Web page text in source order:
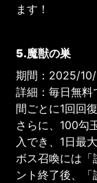
ます！
5.魔獣の巣
期間：2025/
詳細：毎日無
間ごとに1回回
さらに、100勾
入でき、1日最
ボス召喚には
ント終了後、「